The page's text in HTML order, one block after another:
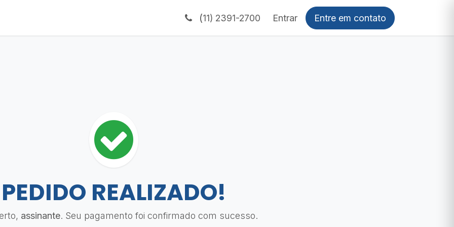
(11) 2391-2700 Entrar Entre em contato
PEDIDO REALIZADO!
assinante. Seu pagamento foi confirmado com sucesso.